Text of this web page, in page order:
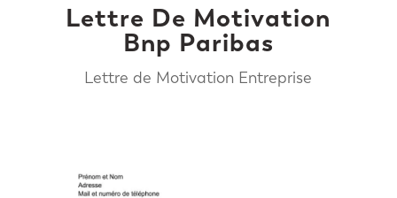
Lettre De Motivation
Bnp Paribas
Lettre de Motivation Entreprise